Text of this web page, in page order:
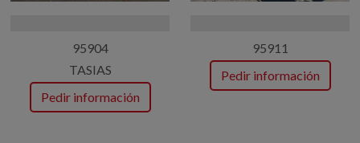
95904
TASIAS
Pedir información
95911
Pedir información